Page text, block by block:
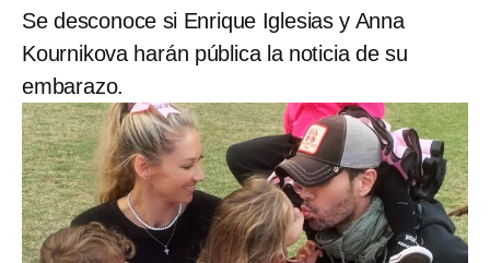
Se desconoce si Enrique Iglesias y Anna
Kournikova harán pública la noticia de su
embarazo.